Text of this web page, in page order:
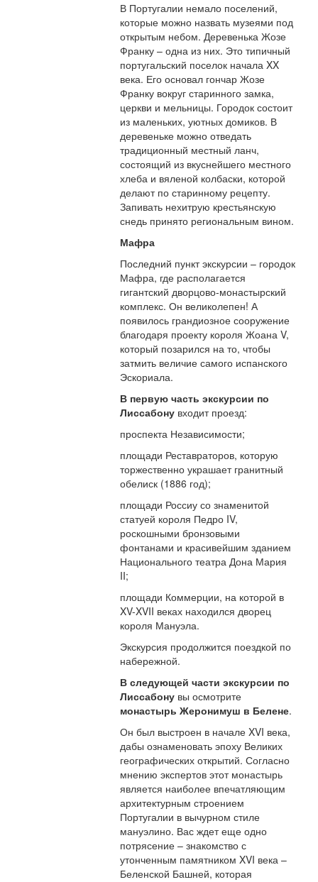
В Португалии немало поселений,
которые можно назвать музеями под
открытым небом. Деревенька Жозе
Франку – одна из них. Это типичный
португальский поселок начала XX
века. Его основал гончар Жозе
Франку вокруг старинного замка,
церкви и мельницы. Городок состоит
из маленьких, уютных домиков. В
деревеньке можно отведать
традиционный местный ланч,
состоящий из вкуснейшего местного
хлеба и вяленой колбаски, которой
делают по старинному рецепту.
Запивать нехитрую крестьянскую
снедь принято региональным вином.
Мафра
Последний пункт экскурсии – городок
Мафра, где располагается
гигантский дворцово-монастырский
комплекс. Он великолепен! А
появилось грандиозное сооружение
благодаря проекту короля Жоана V,
который позарился на то, чтобы
затмить величие самого испанского
Эскориала.
В первую часть экскурсии по
Лиссабону входит проезд:
проспекта Независимости;
площади Реставраторов, которую
торжественно украшает гранитный
обелиск (1886 год);
площади Россиу со знаменитой
статуей короля Педро IV,
роскошными бронзовыми
фонтанами и красивейшим зданием
Национального театра Дона Мария
II;
площади Коммерции, на которой в
XV-XVII веках находился дворец
короля Мануэла.
Экскурсия продолжится поездкой по
набережной.
В следующей части экскурсии по
Лиссабону вы осмотрите
монастырь Жеронимуш в Белене.
Он был выстроен в начале XVI века,
дабы ознаменовать эпоху Великих
географических открытий. Согласно
мнению экспертов этот монастырь
является наиболее впечатляющим
архитектурным строением
Португалии в вычурном стиле
мануэлино. Вас ждет еще одно
потрясение – знакомство с
утонченным памятником XVI века –
Беленской Башней, которая